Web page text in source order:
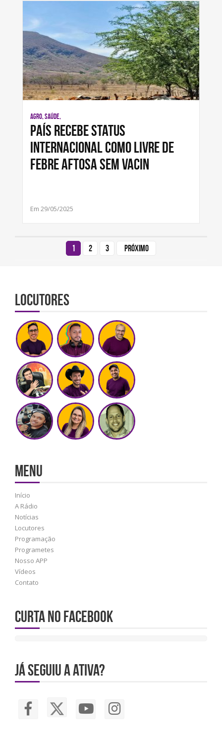
AGRO, SAÚDE,
País recebe status
internacional como livre de
febre aftosa sem vacin
Em 29/05/2025
1 2 3 Próximo
Locutores
MENU
Início
A Rádio
Notícias
Locutores
Programação
Programetes
Nosso APP
Vídeos
Contato
Curta no Facebook
JÁ SEGUIU A ATIVA?